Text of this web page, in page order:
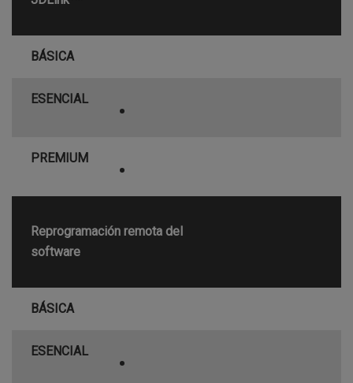
BÁSICA
ESENCIAL •
PREMIUM •
Reprogramación remota del
software
BÁSICA
ESENCIAL •